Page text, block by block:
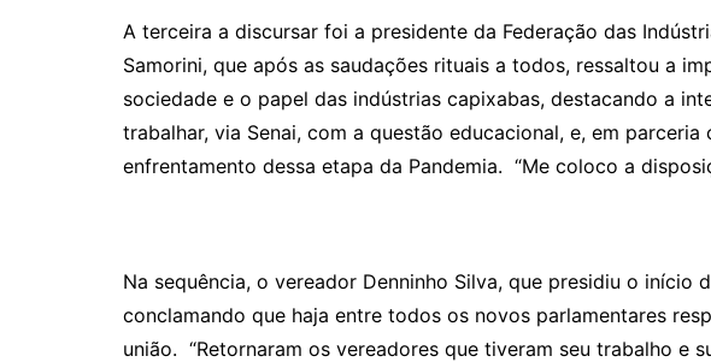
A terceira a discursar foi a presidente da Federação das
Samorini, que após as saudações rituais a todos, ressaltou a
sociedade e o papel das indústrias capixabas, destacando a
trabalhar, via Senai, com a questão educacional, e, em
enfrentamento dessa etapa da Pandemia. “Me coloco a
Na sequência, o vereador Denninho Silva, que presidiu o início
conclamando que haja entre todos os novos parlamentares
união. “Retornaram os vereadores que tiveram seu trabalho e